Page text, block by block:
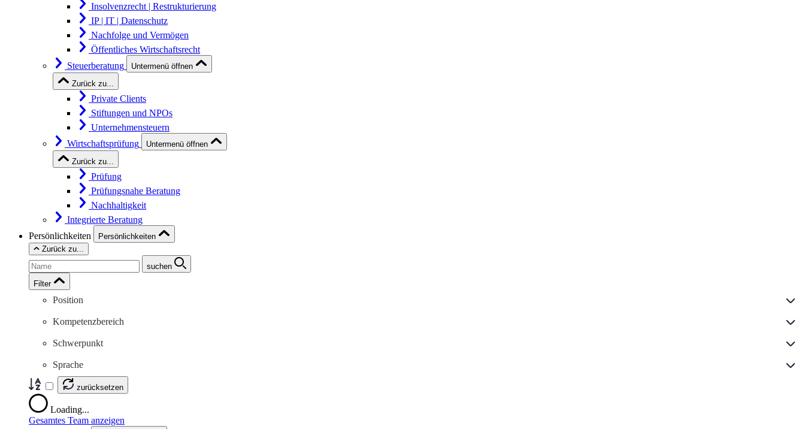
Insolvenzrecht | Restrukturierung
IP | IT | Datenschutz
Nachfolge und Vermögen
Öffentliches Wirtschaftsrecht
Steuerberatung
Untermenü öffnen
Zurück zu...
Private Clients
Stiftungen und NPOs
Unternehmensteuern
Wirtschaftsprüfung
Untermenü öffnen
Zurück zu...
Prüfung
Prüfungsnahe Beratung
Nachhaltigkeit
Integrierte Beratung
Persönlichkeiten
Persönlichkeiten
Zurück zu...
suchen
Filter
Position
Kompetenzbereich
Schwerpunkt
Sprache
zurücksetzen
Loading...
Gesamtes Team anzeigen